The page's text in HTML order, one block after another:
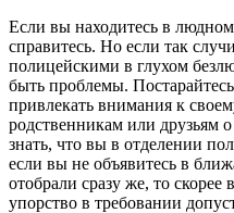
Если вы находитесь в
справитесь. Но если так
полицейскими в глухом
быть проблемы.
привлекать внимания к
родственникам или друзьям
знать, что вы в отделении
если вы не объявитесь в
отобрали сразу же, то скорее
упорство в требовании